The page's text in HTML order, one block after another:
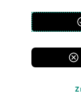
Korzystanie z